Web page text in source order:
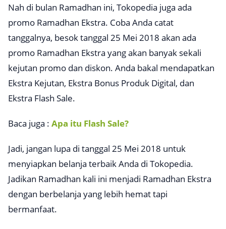
Nah di bulan Ramadhan ini, Tokopedia juga ada
promo Ramadhan Ekstra. Coba Anda catat
tanggalnya, besok tanggal 25 Mei 2018 akan ada
promo Ramadhan Ekstra yang akan banyak sekali
kejutan promo dan diskon. Anda bakal mendapatkan
Ekstra Kejutan, Ekstra Bonus Produk Digital, dan
Ekstra Flash Sale.
Baca juga : Apa itu Flash Sale?
Jadi, jangan lupa di tanggal 25 Mei 2018 untuk
menyiapkan belanja terbaik Anda di Tokopedia.
Jadikan Ramadhan kali ini menjadi Ramadhan Ekstra
dengan berbelanja yang lebih hemat tapi
bermanfaat.